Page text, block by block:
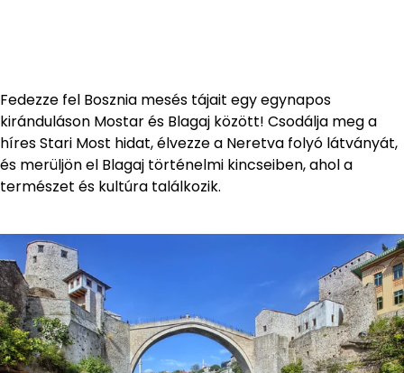
Fedezze fel Bosznia mesés tájait egy egynapos
kiránduláson Mostar és Blagaj között! Csodálja meg a
híres Stari Most hidat, élvezze a Neretva folyó látványát,
és merüljön el Blagaj történelmi kincseiben, ahol a
természet és kultúra találkozik.